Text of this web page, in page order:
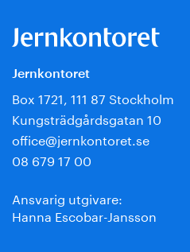
Jernkontoret
Box 1721, 111 87 Stockholm
Kungsträdgårdsgatan 10
office@jernkontoret.se
08 679 17 00
Ansvarig utgivare:
Hanna Escobar-Jansson